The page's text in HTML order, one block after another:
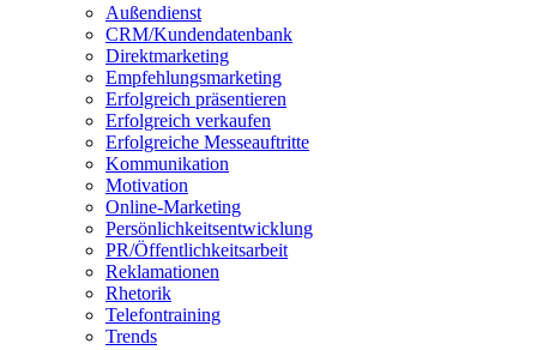
Außendienst
CRM/Kundendatenbank
Direktmarketing
Empfehlungsmarketing
Erfolgreich präsentieren
Erfolgreich verkaufen
Erfolgreiche Messeauftritte
Kommunikation
Motivation
Online-Marketing
Persönlichkeitsentwicklung
PR/Öffentlichkeitsarbeit
Reklamationen
Rhetorik
Telefontraining
Trends